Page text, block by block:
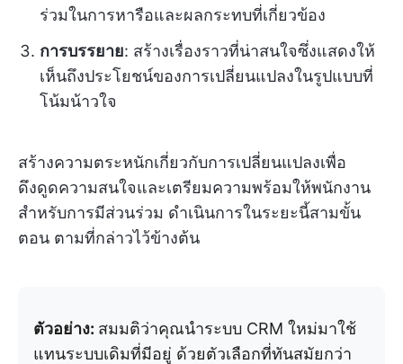
ร่วมในการหารือและผลกระทบที่เกี่ยวข้อง
การบรรยาย: สร้างเรื่องราวที่น่าสนใจซึ่งแสดงให้
เห็นถึงประโยชน์ของการเปลี่ยนแปลงในรูปแบบที่
โน้มน้าวใจ
สร้างความตระหนักเกี่ยวกับการเปลี่ยนแปลงเพื่อ
ดึงดูดความสนใจและเตรียมความพร้อมให้พนักงาน
สำหรับการมีส่วนร่วม ดำเนินการในระยะนี้สามขั้น
ตอน ตามที่กล่าวไว้ข้างต้น
ตัวอย่าง: สมมติว่าคุณนำระบบ CRM ใหม่มาใช้
แทนระบบเดิมที่มีอยู่ ด้วยตัวเลือกที่ทันสมัยกว่า